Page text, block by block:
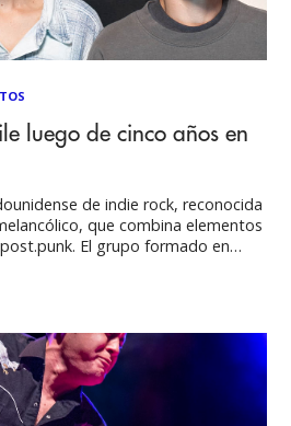
luego de cinco años en
que combina elementos
El grupo formado en
nombre Frog in Boiling Water.